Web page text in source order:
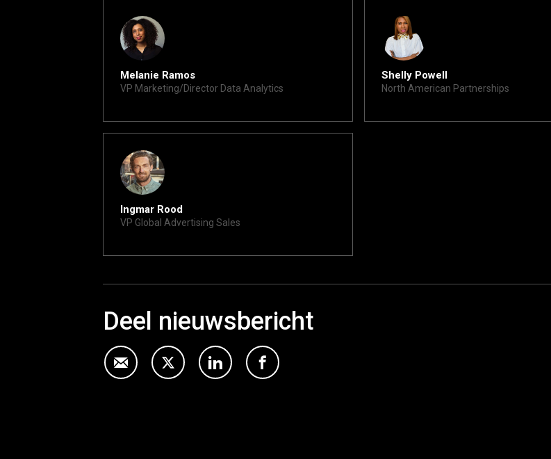
Melanie Ramos
VP Marketing/Director Data Analytics
Shelly Powell
North American Partnerships
Ingmar Rood
VP Global Advertising Sales
Deel nieuwsbericht